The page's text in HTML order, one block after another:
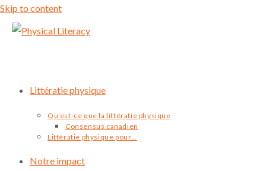
Skip to content
Littératie physique
Qu’est-ce que la littératie physique
Consensus canadien
Littératie physique pour…
Notre impact